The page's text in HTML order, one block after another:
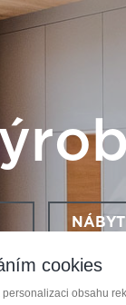
cookies
obsahu